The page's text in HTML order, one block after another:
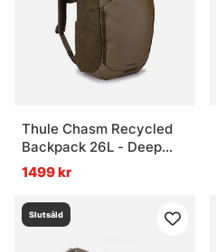
Vad är en 3700-låda?
Vad är en 3730-låda?
Thule Chasm Recycled
Backpack 26L - Deep
Khaki
1499 kr
Slutsåld